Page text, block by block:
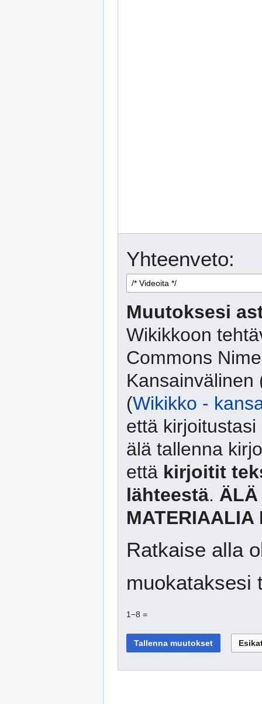
Yhteenveto:
Muutoksesi
Wikikkoon
Commons
Kansainvälinen
(Wikikko -
että
älä tallenna
että kirjoitit
lähteestä. ÄLÄ
MATERIAALIA
Ratkaise alla
muokataksesi
1−8 =